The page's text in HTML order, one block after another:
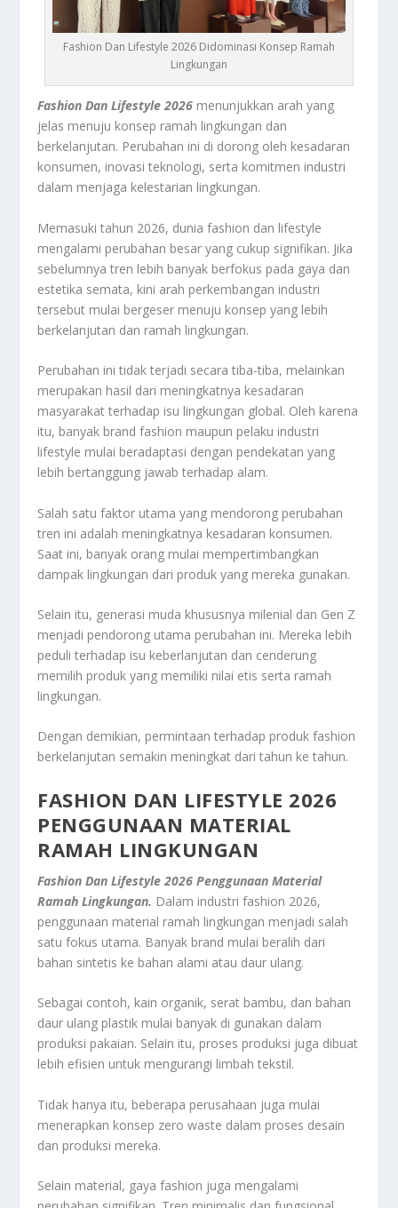
Fashion Dan Lifestyle 2026 Didominasi Konsep Ramah
Lingkungan
Fashion Dan Lifestyle 2026 menunjukkan arah yang
jelas menuju konsep ramah lingkungan dan
berkelanjutan. Perubahan ini di dorong oleh kesadaran
konsumen, inovasi teknologi, serta komitmen industri
dalam menjaga kelestarian lingkungan.
Memasuki tahun 2026, dunia fashion dan lifestyle
mengalami perubahan besar yang cukup signifikan. Jika
sebelumnya tren lebih banyak berfokus pada gaya dan
estetika semata, kini arah perkembangan industri
tersebut mulai bergeser menuju konsep yang lebih
berkelanjutan dan ramah lingkungan.
Perubahan ini tidak terjadi secara tiba-tiba, melainkan
merupakan hasil dari meningkatnya kesadaran
masyarakat terhadap isu lingkungan global. Oleh karena
itu, banyak brand fashion maupun pelaku industri
lifestyle mulai beradaptasi dengan pendekatan yang
lebih bertanggung jawab terhadap alam.
Salah satu faktor utama yang mendorong perubahan
tren ini adalah meningkatnya kesadaran konsumen.
Saat ini, banyak orang mulai mempertimbangkan
dampak lingkungan dari produk yang mereka gunakan.
Selain itu, generasi muda khususnya milenial dan Gen Z
menjadi pendorong utama perubahan ini. Mereka lebih
peduli terhadap isu keberlanjutan dan cenderung
memilih produk yang memiliki nilai etis serta ramah
lingkungan.
Dengan demikian, permintaan terhadap produk fashion
berkelanjutan semakin meningkat dari tahun ke tahun.
FASHION DAN LIFESTYLE 2026
PENGGUNAAN MATERIAL
RAMAH LINGKUNGAN
Fashion Dan Lifestyle 2026 Penggunaan Material
Ramah Lingkungan. Dalam industri fashion 2026,
penggunaan material ramah lingkungan menjadi salah
satu fokus utama. Banyak brand mulai beralih dari
bahan sintetis ke bahan alami atau daur ulang.
Sebagai contoh, kain organik, serat bambu, dan bahan
daur ulang plastik mulai banyak di gunakan dalam
produksi pakaian. Selain itu, proses produksi juga dibuat
lebih efisien untuk mengurangi limbah tekstil.
Tidak hanya itu, beberapa perusahaan juga mulai
menerapkan konsep zero waste dalam proses desain
dan produksi mereka.
Selain material, gaya fashion juga mengalami